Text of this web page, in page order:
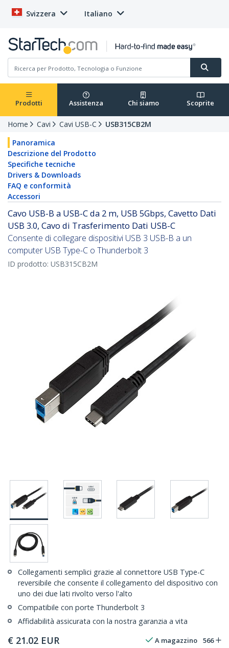
Svizzera Italiano
Prodotti Assistenza Chi siamo Scoprite
Home Cavi Cavi USB-C
USB315CB2M
Panoramica
Descrizione del Prodotto
Specifiche tecniche
Drivers & Downloads
FAQ e conformità
Accessori
Cavo USB-B a USB-C da 2 m, USB 5Gbps, Cavetto Dati
USB 3.0, Cavo di Trasferimento Dati USB-C
Consente di collegare dispositivi USB 3 USB-B a un
computer USB Type-C o Thunderbolt 3
ID prodotto: USB315CB2M
Collegamenti semplici grazie al connettore USB Type-C
reversibile che consente il collegamento del dispositivo con
uno dei due lati rivolto verso l'alto
Compatibile con porte Thunderbolt 3
Affidabilità assicurata con la nostra garanzia a vita
€ 21.02 EUR A magazzino 566